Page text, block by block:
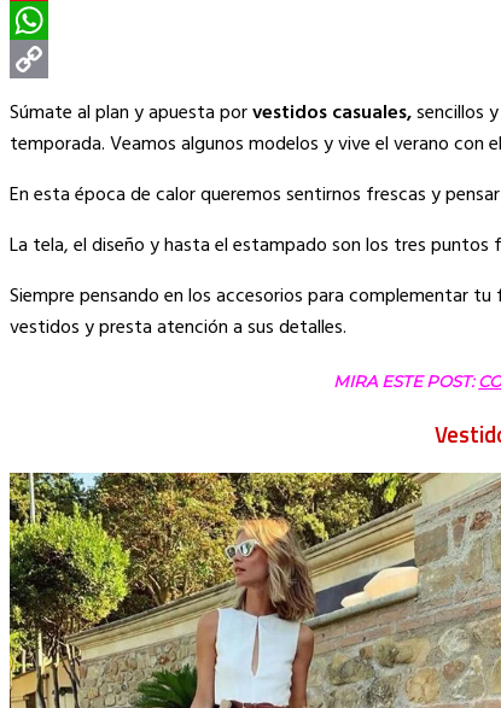
Pinterest
WhatsApp
Copy
Link
Súmate al plan y apuesta porvestidos casuales,sencillos
temporada. Veamos algunos modelos y vive el verano con
En esta época de calor queremos sentirnos frescas y
La tela, el diseño y hasta el estampado son los tres
Siempre pensando en los accesorios para complementar
vestidos y presta atención a sus detalles.
MIRA ESTE POST: